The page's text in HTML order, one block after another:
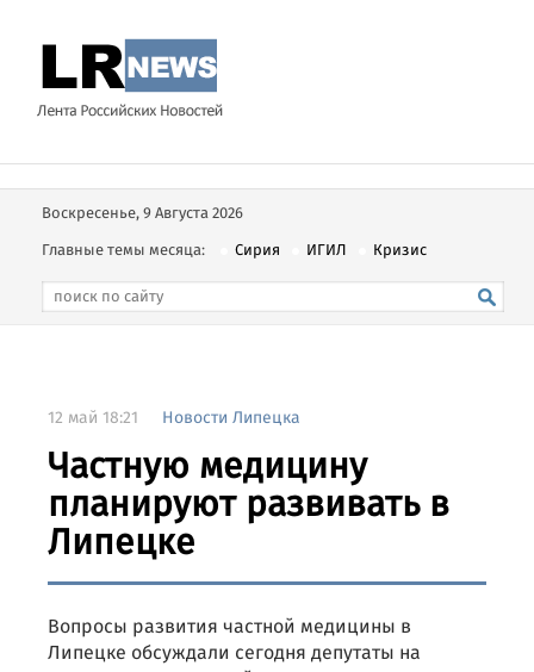
Воскресенье, 9 Августа 2026
Главные темы месяца:
Сирия ИГИЛ Кризис
12 май 18:21 Новости Липецка
Частную медицину
планируют развивать в
Липецке
Вопросы развития частной медицины в
Липецке обсуждали сегодня депутаты на